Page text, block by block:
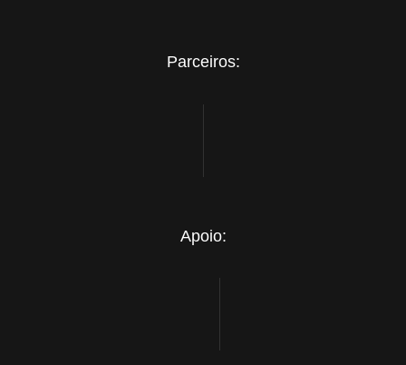
Parceiros:
Apoio: